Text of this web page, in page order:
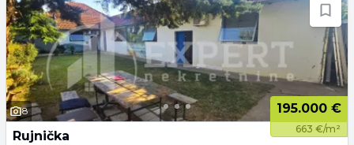
8 195.000 €
663 €/m²
Rujnička